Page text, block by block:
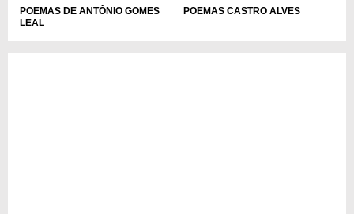
POEMAS DE ANTÔNIO GOMES
LEAL
POEMAS CASTRO ALVES